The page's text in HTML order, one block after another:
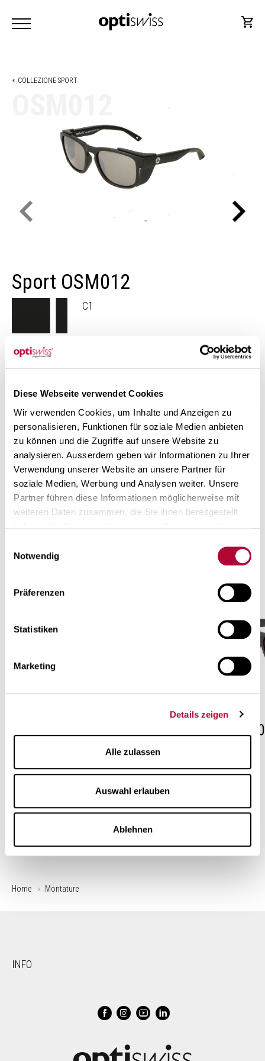
Diese Webseite verwendet Cookies
Wir verwenden Cookies, um Inhalte und Anzeigen zu
personalisieren, Funktionen für soziale Medien anbieten
zu können und die Zugriffe auf unsere Website zu
analysieren. Ausserdem geben wir Informationen zu Ihrer
Verwendung unserer Website an unsere Partner für
soziale Medien, Werbung und Analysen weiter. Unsere
Partner führen diese Informationen möglicherweise mit
weiteren Daten zusammen, die Sie ihnen bereitgestellt
Daten und Ihre Rechte zu erfahren
Notwendig
Präferenzen
Statistiken
Marketing
Details zeigen
Alle zulassen
Auswahl erlauben
Ablehnen
COLLEZIONE SPORT
Sport OSM012
C1
Altre montature
«Sport»
Home Montature
INFO